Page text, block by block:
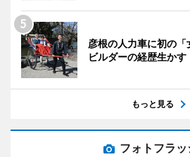
彦根の人力車に初の
ビルダーの経歴生かす
もっと見る
フォトフラッ